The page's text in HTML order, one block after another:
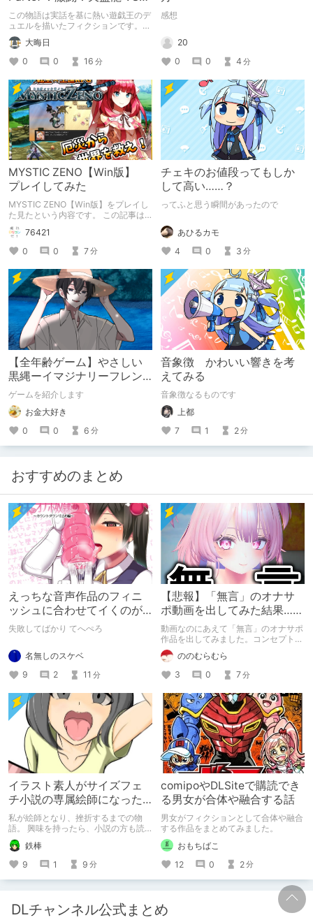
千年D【架空デュエル】
この物語は実話を基に熱い遊戯王のデ
ュエルを描いたフィクションです。
（自分用メモ：2025-05-14）
大晦日
0
0 16 分
感想
20
0
0 4 分
MYSTIC ZENO【Win版】
プレイしてみた
MYSTIC ZENO【Win版】をプレイし
た見たという内容です。 この記事は
通常のクリエイターズ記事です。
76421
0
0 7分
チェキのお値段ってもしか
して高い……？
ってふと思う瞬間があったので
あひるカモ
4
0 3 分
【全年齢ゲーム】やさしい
黒縄ーイマジナリーフレン
ドの「彼」と過ごすおぼん
やすみー
ゲームを紹介します
お金大好き
0
0 6 分
音象徴 かわいい響きを考
えてみる
音象徴なるものです
上都
7
1 2分
おすすめのまとめ
えっちな音声作品のフィニ
ッシュに合わせてイくのが
下手すぎる【失敗した話】
失敗してばかり てへぺろ
名無しのスケベ
9
2 11 分
【悲報】「無言」のオナサ
ポ動画を出してみた結果……
動画なのにあえて「無言」のオナサポ
作品を出してみました。コンセプト通
りのものは作れたのですが、肝心の売
上がね……
ののむらむら
3
0 7分
イラスト素人がサイズフェ
チ小説の専属絵師になった
お話
私が絵師となり、挫折するまでの物
語。 興味を持ったら、小説の方も読
んで欲しいなって感じ 私の絵を使っ
てくれてる小説書きさんのページＵＲ
Ｌ
https://www.pixiv.net/users/341489
73/novels?p=1
鉄棒
9
1 9 分
comipoやDLSiteで購読でき
る男女が合体や融合する話
男女がフィクションとして合体や融合
する作品をまとめてみました。
おもちばこ
12
0 2分
DLチャンネル公式まとめ